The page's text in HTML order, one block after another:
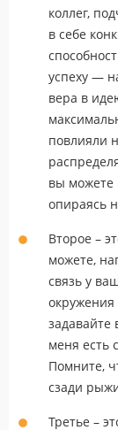
коллег,
в себе
успеху —
вера в
повлияли
вы можете
опираясь
Второе –
можете,
связь у
окружения
задавайте
меня есть
Помните,
сзади
Третье –